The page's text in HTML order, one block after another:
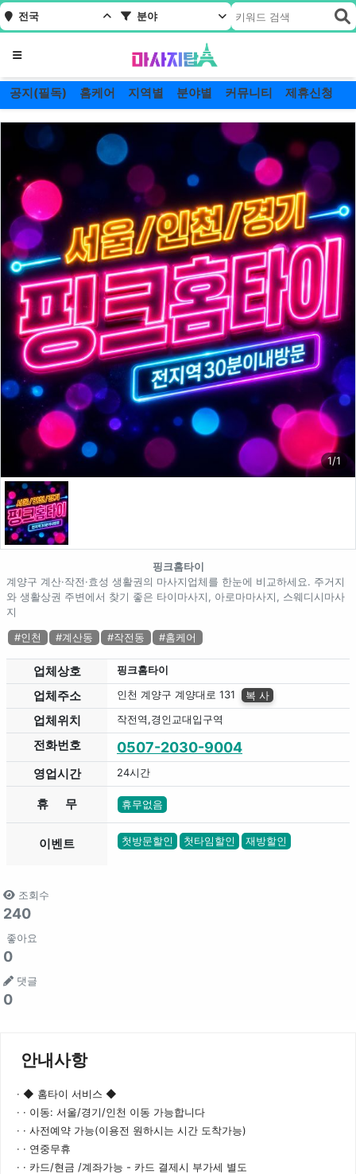
전국 분야
메뉴
공지(필독) 홈케어 지역별 분야별 커뮤니티 제휴신청
1/1
핑크홈타이 핑크홈타이
계양구 계산·작전·효성 생활권의 마사지업체를 한눈에 비교하세요. 주거지
계양구 계산·작전·효성 생활권의 마사지업체를 한눈에 비교하세요. 주거지
와 생활상권 주변에서 찾기 좋은 타이마사지, 아로마마사지, 스웨디시마사
지
지역1
#인천 #계산동 #작전동
테마 #홈케어
업체상호 핑크홈타이
업체주소 인천 계양구 계양대로 131 복 사
업체위치 작전역,경인교대입구역
전화번호 0507-2030-9004
영업시간 24시간
휴 무 휴무없음
이벤트 첫방문할인 첫타임할인 재방할인
키워드
조회수
240
좋아요
0
댓글
0
안내사항
◆ 홈타이 서비스 ◆
· 이동: 서울/경기/인천 이동 가능합니다
· 사전예약 가능(이용전 원하시는 시간 도착가능)
· 연중무휴
· 카드/현금 /계좌가능 - 카드 결제시 부가세 별도